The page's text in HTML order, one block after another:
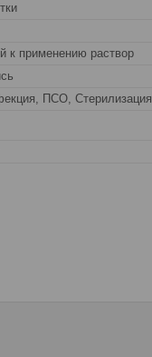
к применению раствор
ПСО, Стерилизация